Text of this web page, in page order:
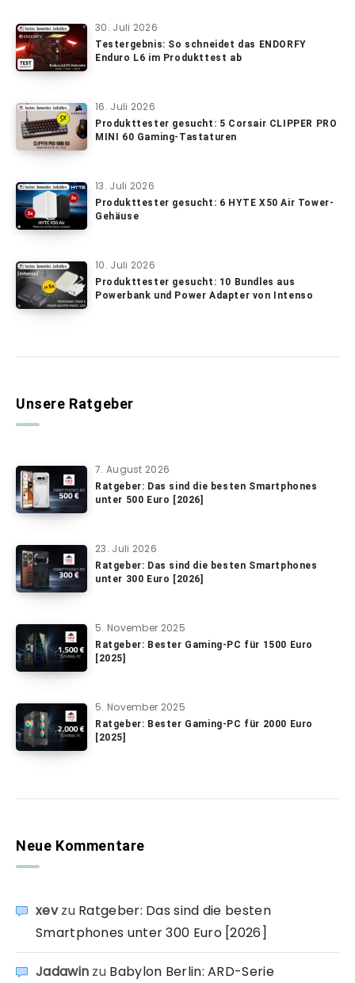
30. Juli 2026
Testergebnis: So schneidet das ENDORFY
Enduro L6 im Produkttest ab
16. Juli 2026
Produkttester gesucht: 5 Corsair CLIPPER PRO
MINI 60 Gaming-Tastaturen
13. Juli 2026
Produkttester gesucht: 6 HYTE X50 Air Tower-
Gehäuse
10. Juli 2026
Produkttester gesucht: 10 Bundles aus
Powerbank und Power Adapter von Intenso
Unsere Ratgeber
7. August 2026
Ratgeber: Das sind die besten Smartphones
unter 500 Euro [2026]
23. Juli 2026
Ratgeber: Das sind die besten Smartphones
unter 300 Euro [2026]
5. November 2025
Ratgeber: Bester Gaming-PC für 1500 Euro
[2025]
5. November 2025
Ratgeber: Bester Gaming-PC für 2000 Euro
[2025]
Neue Kommentare
xevzu Ratgeber: Das sind die besten
Smartphones unter 300 Euro [2026]
Jadawin zu Babylon Berlin: ARD-Serie